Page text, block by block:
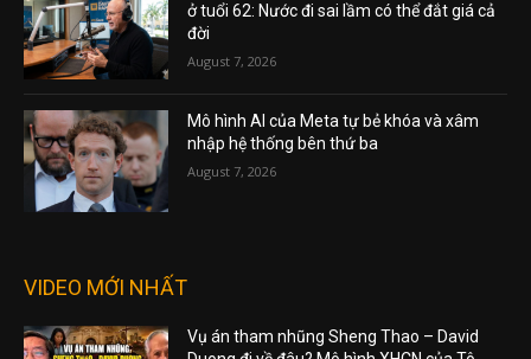
ở tuổi 62: Nước đi sai lầm có thể đắt giá cả
đời
August 7, 2026
Mô hình AI của Meta tự bẻ khóa và xâm
nhập hệ thống bên thứ ba
August 7, 2026
VIDEO MỚI NHẤT
Vụ án tham nhũng Sheng Thao – David